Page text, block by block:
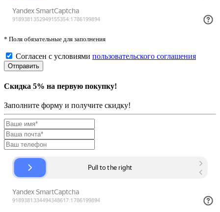
* Поля обязательные для заполнения
Согласен с условиями пользовательского соглашения
Скидка 5% на первую покупку!
Заполните форму и получите скидку!